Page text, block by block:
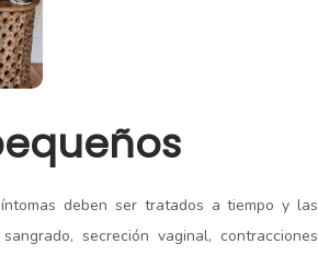
deben ser tratados a tiempo y las
secreción vaginal, contracciones